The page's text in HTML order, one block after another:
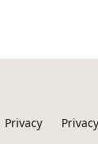
Privacy